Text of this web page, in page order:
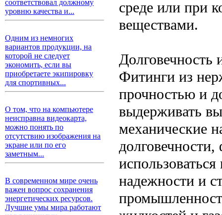
соответствовал должному
уровню качества и...
Одним из немногих
вариантов продукции, на
которой не следует
экономить, если вы
приобретаете экипировку
для спортивных...
О том, что на компьютере
неисправна видеокарта,
можно понять по
отсутствию изображения на
экране или по его
заметным...
В современном мире очень
важен вопрос сохранения
энергетических ресурсов.
Лучшие умы мира работают
среде или при
веществами.
Долговечность
Фитинги из
прочностью и
выдерживать
механические
надежности и